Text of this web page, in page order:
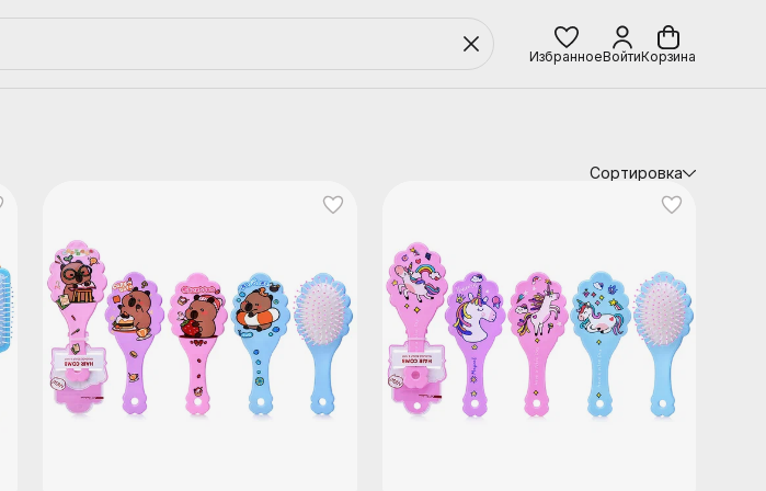
ИзбранноеВойтиКорзина
Сортировка